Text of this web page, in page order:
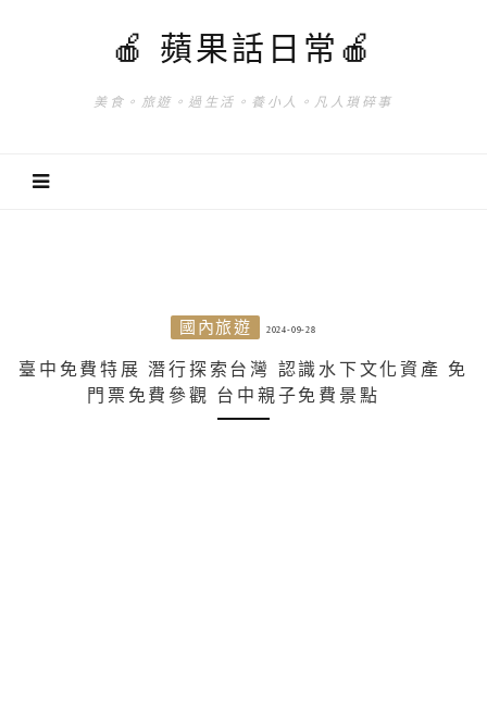
🍎 蘋果話日常🍎
美食。旅遊。過生活。養小人。凡人瑣碎事
國內旅遊 2024-09-28
臺中免費特展 潛行探索台灣 認識水下文化資產 免
門票免費參觀 台中親子免費景點